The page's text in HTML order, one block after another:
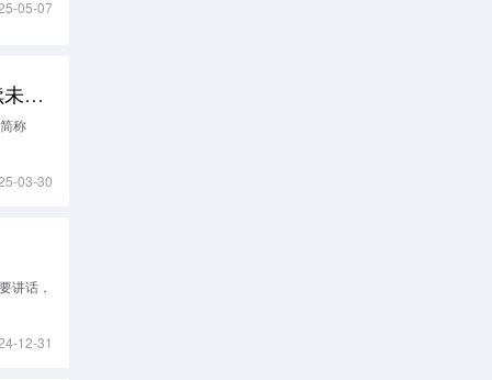
05-07
2025世界燃气大会倒计时50天活动圆满举办：共启绿色能源新篇章 共绘可持续未来蓝图
称
03-30
讲话，
12-31